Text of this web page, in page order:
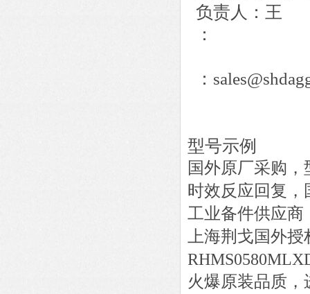
负责人：王
：
：
型号示例
国外原厂采购
时效反应回复，
工业备件供应商
上海荆戈国外
火爆原装品质，